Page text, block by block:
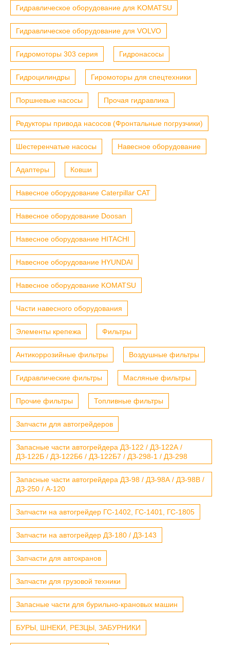
Гидравлическое оборудование для KOMATSU
Гидравлическое оборудование для VOLVO
Гидромоторы 303 серия Гидронасосы
Гидроцилиндры Гиромоторы для спецтехники
Поршневые насосы Прочая гидравлика
Редукторы привода насосов (Фронтальные погрузчики)
Шестеренчатые насосы Навесное оборудование
Адаптеры Ковши
Навесное оборудование Caterpillar CAT
Навесное оборудование Doosan
Навесное оборудование HITACHI
Навесное оборудование HYUNDAI
Навесное оборудование KOMATSU
Части навесного оборудования
Элементы крепежа Фильтры
Антикоррозийные фильтры Воздушные фильтры
Гидравлические фильтры Масляные фильтры
Прочие фильтры Топливные фильтры
Запчасти для автогрейдеров
Запасные части автогрейдера ДЗ-122 / ДЗ-122А /
ДЗ-122Б / ДЗ-122Б6 / ДЗ-122Б7 / ДЗ-298-1 / ДЗ-298
Запасные части автогрейдера ДЗ-98 / ДЗ-98А / ДЗ-98В /
ДЗ-250 / А-120
Запчасти на автогрейдер ГС-1402, ГС-1401, ГС-1805
Запчасти на автогрейдер ДЗ-180 / ДЗ-143
Запчасти для автокранов
Запчасти для грузовой техники
Запасные части для бурильно-крановых машин
БУРЫ, ШНЕКИ, РЕЗЦЫ, ЗАБУРНИКИ